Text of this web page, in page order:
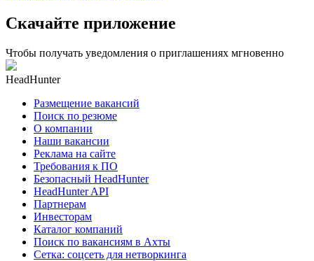
Скачайте приложение
Чтобы получать уведомления о приглашениях мгновенно
HeadHunter
Размещение вакансий
Поиск по резюме
О компании
Наши вакансии
Реклама на сайте
Требования к ПО
Безопасный HeadHunter
HeadHunter API
Партнерам
Инвесторам
Каталог компаний
Поиск по вакансиям в Ахты
Сетка: соцсеть для нетворкинга